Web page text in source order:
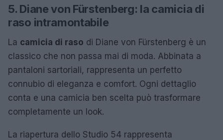
5. Diane von Fürstenberg: la camicia di
raso intramontabile
La camicia di raso di Diane von Fürstenberg è un
classico che non passa mai di moda. Abbinata a
pantaloni sartoriali, rappresenta un perfetto
connubio di eleganza e comfort. Ogni dettaglio
conta e una camicia ben scelta può trasformare
completamente un look.
La riapertura dello Studio 54 rappresenta